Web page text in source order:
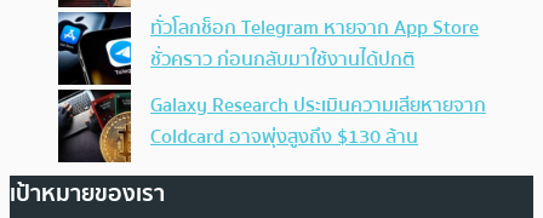
ทั่วโลกช็อก Telegram หายจาก App Store
ชั่วคราว ก่อนกลับมาใช้งานได้ปกติ
Galaxy Research ประเมินความเสียหายจาก
Coldcard อาจพุ่งสูงถึง $130 ล้าน
เป้าหมายของเรา